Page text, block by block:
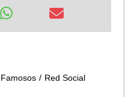
Famosos
Red Social